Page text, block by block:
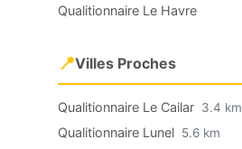
Qualitionnaire Le Havre
📍Villes Proches
Qualitionnaire Le Cailar 3.4 km
Qualitionnaire Lunel 5.6 km